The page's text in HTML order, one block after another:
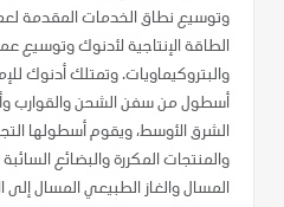
وتوسيع نطاق الخدمات المقدمة
الطاقة الإنتاجية لأدنوك وتوسيع
والبتروكيماويات. وتمتلك أدنوك
أسطول من سفن الشحن والقوارب
الشرق الأوسط، ويقوم أسطولها
والمنتجات المكررة والبضائع
المسال والغاز الطبيعي المسال إلى